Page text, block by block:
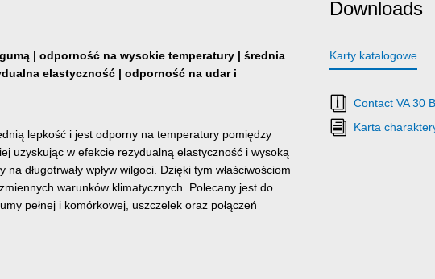
| odporność na wysokie temperatury | średnia
elastyczność | odporność na udar i
lepkość i jest odporny na temperatury pomiędzy
uzyskując w efekcie rezydualną elastyczność i wysoką
długotrwały wpływ wilgoci. Dzięki tym właściwościom
warunków klimatycznych. Polecany jest do
pełnej i komórkowej, uszczelek oraz połączeń
Downloads
Karty katalogowe
Contact VA 30
Karta